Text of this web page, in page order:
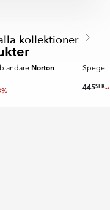
kollektioner
Norton Spegel
445SEK-